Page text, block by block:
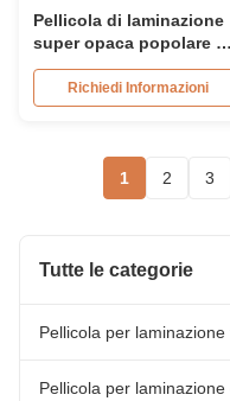
Pellicola di laminazione
super opaca popolare
copertine di libri, anima
di carta da 76 mm
Richiedi Informazioni
1 2 3
Tutte le categorie
Pellicola per laminazione
Pellicola per